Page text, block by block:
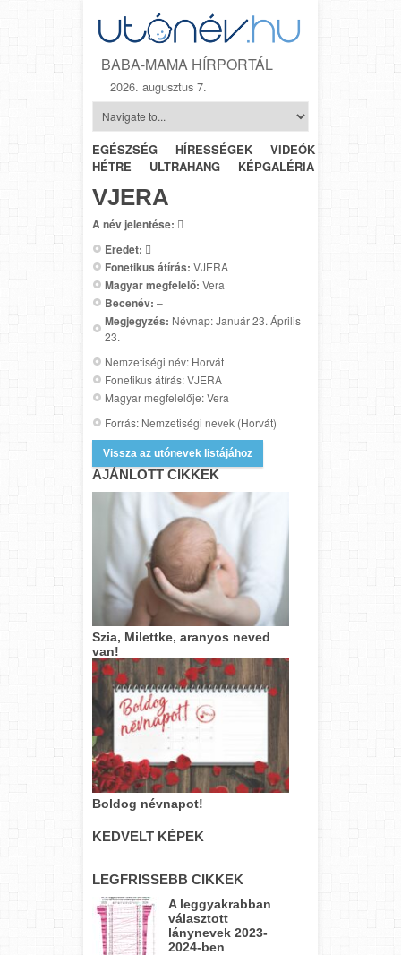
BABA-MAMA HÍRPORTÁL
2026. augusztus 7.
EGÉSZSÉG HÍRESSÉGEK VIDEÓK
HÉTRŐL-
HÉTRE
ULTRAHANG KÉPGALÉRIA
VJERA
A név jelentése: 
Eredet: 
Fonetikus átírás: VJERA
Magyar megfelelő: Vera
Becenév: –
Megjegyzés: Névnap: Január 23. Április
23.
Nemzetiségi név: Horvát
Fonetikus átírás: VJERA
Magyar megfelelője: Vera
Forrás: Nemzetiségi nevek (Horvát)
Vissza az utónevek listájához
AJÁNLOTT CIKKEK
Szia, Milettke, aranyos neved
van!
Boldog névnapot!
KEDVELT KÉPEK
LEGFRISSEBB CIKKEK
A leggyakrabban
választott
lánynevek 2023-
2024-ben